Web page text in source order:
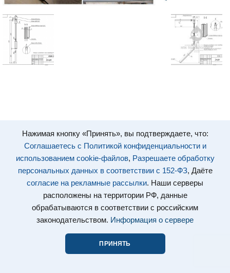
Нажимая кнопку «Принять», вы подтверждаете, что:
Соглашаетесь с Политикой конфиденциальности и
использованием cookie-файлов, Разрешаете обработку
персональных данных в соответствии с 152-ФЗ, Даёте
согласие на рекламные рассылки. Наши серверы
расположены на территории РФ, данные
обрабатываются в соответствии с российским
законодательством. Информация о сервере
ПРИНЯТЬ